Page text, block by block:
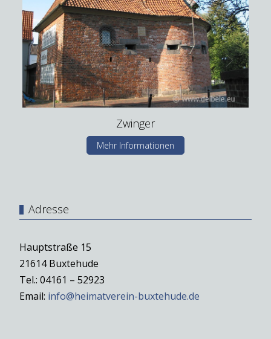
Zwinger
Mehr Informationen
Adresse
Hauptstraße 15
21614 Buxtehude
Tel.: 04161 – 52923
Email: info@heimatverein-buxtehude.de